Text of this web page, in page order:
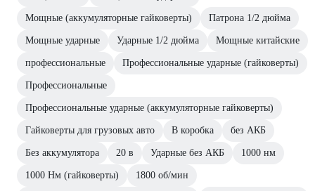
Мощные (аккумуляторные гайковерты) Патрона 1/2 дюйма
Мощные ударные Ударные 1/2 дюйма Мощные китайские
профессиональные Профессиональные ударные (гайковерты)
Профессиональные
Профессиональные ударные (аккумуляторные гайковерты)
Гайковерты для грузовых авто В коробка без АКБ
Без аккумулятора 20 в Ударные без АКБ 1000 нм
1000 Нм (гайковерты) 1800 об/мин